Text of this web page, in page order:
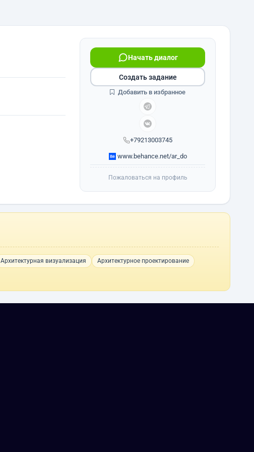
+79213003745
Начать диалог
www.behance.net/ar_do
Создать задание
Добавить в избранное
Пожаловаться на профиль
Архитектурная визуализация
Архитектурное проектирование